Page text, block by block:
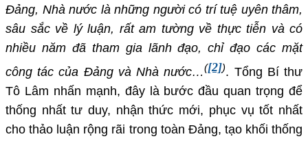
Đảng, Nhà nước là những người có trí tuệ uyên thâm,
sâu sắc về lý luận, rất am tường về thực tiễn và có
nhiều năm đã tham gia lãnh đạo, chỉ đạo các mặt
công tác của Đảng và Nhà nước…([2]). Tổng Bí thư
Tô Lâm nhấn mạnh, đây là bước đầu quan trọng để
thống nhất tư duy, nhận thức mới, phục vụ tốt nhất
cho thảo luận rộng rãi trong toàn Đảng, tạo khối thống